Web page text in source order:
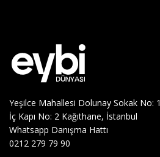
Yeşilce Mahallesi Dolunay Sokak No:
İç Kapı No: 2 Kağıthane, İstanbul
Whatsapp Danışma Hattı
0212 279 79 90